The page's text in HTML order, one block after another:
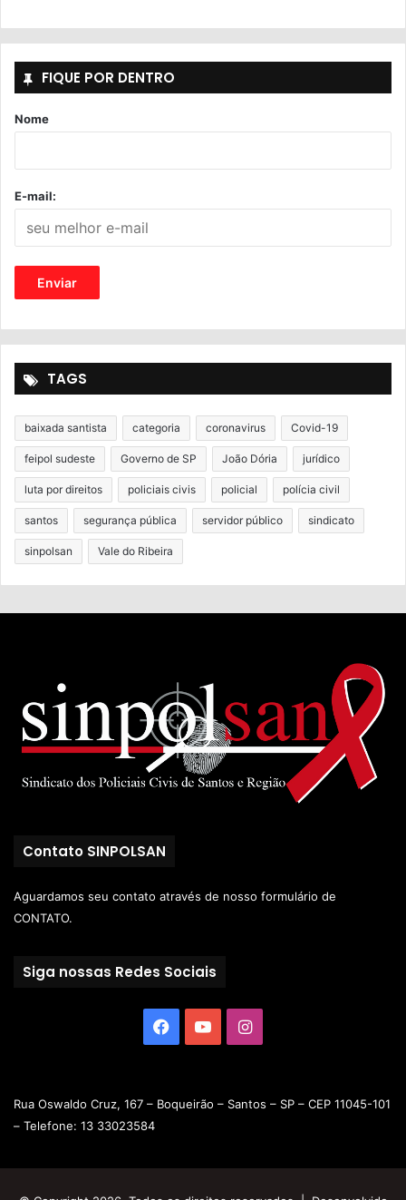
FIQUE POR DENTRO
Nome
E-mail:
TAGS
baixada santista categoria coronavirus Covid-19
feipol sudeste Governo de SP João Dória jurídico
luta por direitos policiais civis policial polícia civil
santos segurança pública servidor público sindicato
sinpolsan Vale do Ribeira
Contato SINPOLSAN
Aguardamos seu contato através de nosso formulário de
CONTATO.
Siga nossas Redes Sociais
Rua Oswaldo Cruz, 167 – Boqueirão – Santos – SP – CEP 11045-101
– Telefone: 13 33023584